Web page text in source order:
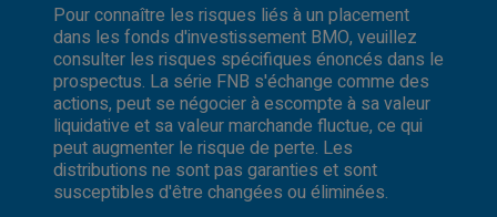
Pour connaître les risques liés à un placement
dans les fonds d'investissement BMO, veuillez
consulter les risques spécifiques énoncés dans le
prospectus. La série FNB s'échange comme des
actions, peut se négocier à escompte à sa valeur
liquidative et sa valeur marchande fluctue, ce qui
peut augmenter le risque de perte. Les
distributions ne sont pas garanties et sont
susceptibles d'être changées ou éliminées.